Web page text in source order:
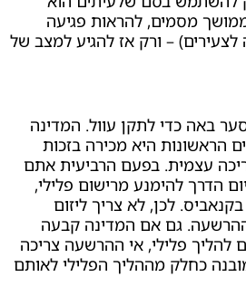
להראות פגיעה
– ורק אז להגיע למצב של
לתקן עוול. המדינה
היא מכירה בזכות
בפעם הרביעית אתם
מרישום פלילי,
לא צריך ליזום
גם אם המדינה קבעה
אי ההרשעה צריכה
מההליך הפלילי לאותם